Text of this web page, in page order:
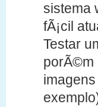
sistema
fÃ¡cil
Testar
porÃ©m